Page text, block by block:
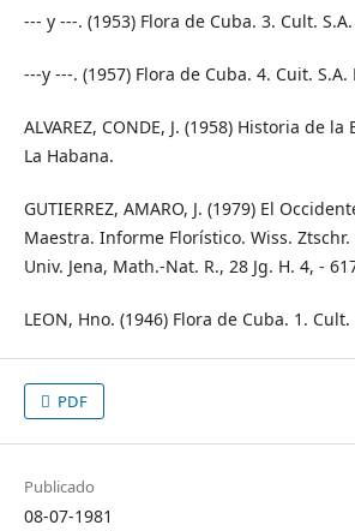
--- y ---. (1953) Flora de Cuba. 3. Cult.
---y ---. (1957) Flora de Cuba. 4. Cuit. S.A.
ALVAREZ, CONDE, J. (1958) Historia de
La Habana.
GUTIERREZ, AMARO, J. (1979) El
Maestra. Informe Florístico. Wiss.
Univ. Jena, Math.-Nat. R., 28 Jg. H. 4, -
LEON, Hno. (1946) Flora de Cuba. 1. Cult.
PDF
Publicado
08-07-1981